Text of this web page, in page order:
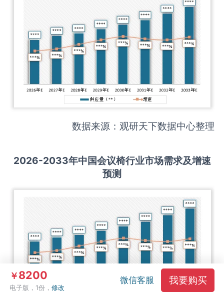
数据来源：观研天下数据中心整理
2026-2033年中国会议椅行业市场需求及增速
预测
￥8200
电子版，1份，修改
微信客服 我要购买